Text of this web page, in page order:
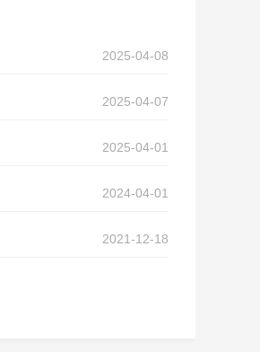
2025-04-08
2025-04-07
2025-04-01
2024-04-01
2021-12-18